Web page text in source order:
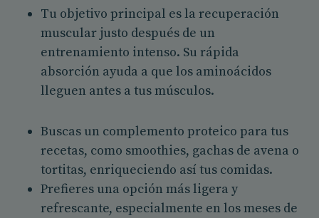
Tu objetivo principal es la recuperación
muscular justo después de un
entrenamiento intenso. Su rápida
absorción ayuda a que los aminoácidos
lleguen antes a tus músculos.
Buscas un complemento proteico para tus
recetas, como smoothies, gachas de avena o
tortitas, enriqueciendo así tus comidas.
Prefieres una opción más ligera y
refrescante, especialmente en los meses de